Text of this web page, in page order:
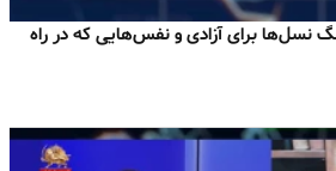
برای آزادی و نفس‌هایی که در راه